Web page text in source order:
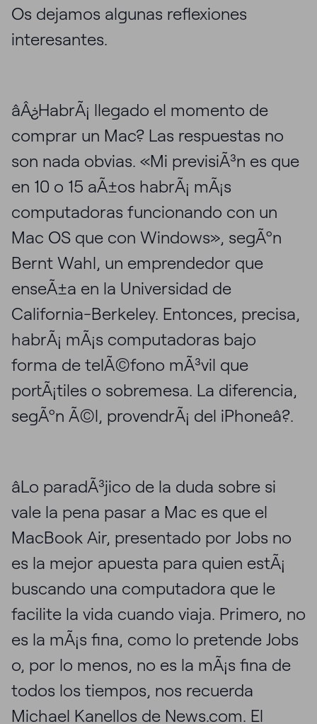
Os dejamos algunas reflexiones
interesantes.
âÂ¿HabrÃ¡ llegado el momento de
comprar un Mac? Las respuestas no
son nada obvias. «Mi previsiÃ³n es que
en 10 o 15 aÃ±os habrÃ¡ mÃ¡s
computadoras funcionando con un
Mac OS que con Windows», segÃºn
Bernt Wahl, un emprendedor que
enseÃ±a en la Universidad de
California-Berkeley. Entonces, precisa,
habrÃ¡ mÃ¡s computadoras bajo
forma de telÃ©fono mÃ³vil que
portÃ¡tiles o sobremesa. La diferencia,
segÃºn Ã©l, provendrÃ¡ del iPhoneâ?.
âLo paradÃ³jico de la duda sobre si
vale la pena pasar a Mac es que el
MacBook Air, presentado por Jobs no
es la mejor apuesta para quien estÃ¡
buscando una computadora que le
facilite la vida cuando viaja. Primero, no
es la mÃ¡s fina, como lo pretende Jobs
o, por lo menos, no es la mÃ¡s fina de
todos los tiempos, nos recuerda
Michael Kanellos de News.com. El